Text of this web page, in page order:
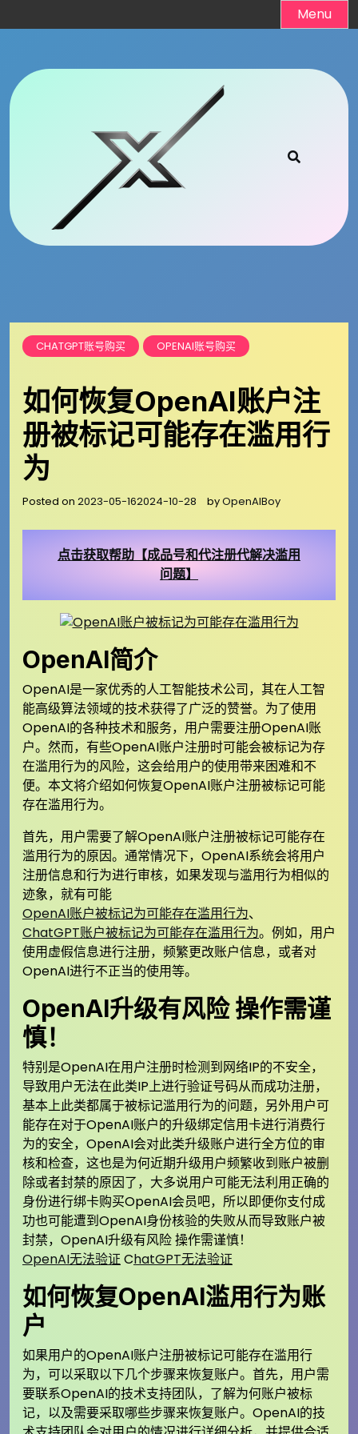
to
Menu
CHATGPT账号购买 OPENAI账号购买
如何恢复OpenAI账户注
册被标记可能存在滥用行
为
Posted on 2023-05-162024-10-28 byOpenAIBoy
点击获取帮助【成品号和代注册代解决滥用
问题】
OpenAI简介
OpenAI是一家优秀的人工智能技术公司，其在人工智
能高级算法领域的技术获得了广泛的赞誉。为了使用
OpenAI的各种技术和服务，用户需要注册OpenAI账
户。然而，有些OpenAI账户注册时可能会被标记为存
在滥用行为的风险，这会给用户的使用带来困难和不
便。本文将介绍如何恢复OpenAI账户注册被标记可能
存在滥用行为。
首先，用户需要了解OpenAI账户注册被标记可能存在
滥用行为的原因。通常情况下，OpenAI系统会将用户
注册信息和行为进行审核，如果发现与滥用行为相似的
迹象，就有可能
OpenAI账户被标记为可能存在滥用行为、
ChatGPT账户被标记为可能存在滥用行为。例如，用户
使用虚假信息进行注册，频繁更改账户信息，或者对
OpenAI进行不正当的使用等。
OpenAI升级有风险 操作需谨
慎！
特别是OpenAI在用户注册时检测到网络IP的不安全，
导致用户无法在此类IP上进行验证号码从而成功注册，
基本上此类都属于被标记滥用行为的问题，另外用户可
能存在对于OpenAI账户的升级绑定信用卡进行消费行
为的安全，OpenAI会对此类升级账户进行全方位的审
核和检查，这也是为何近期升级用户频繁收到账户被删
除或者封禁的原因了，大多说用户可能无法利用正确的
身份进行绑卡购买OpenAI会员吧，所以即便你支付成
功也可能遭到OpenAI身份核验的失败从而导致账户被
封禁，OpenAI升级有风险 操作需谨慎！
OpenAI无法验证ChatGPT无法验证
如何恢复OpenAI滥用行为账
户
如果用户的OpenAI账户注册被标记可能存在滥用行
为，可以采取以下几个步骤来恢复账户。首先，用户需
要联系OpenAI的技术支持团队，了解为何账户被标
记，以及需要采取哪些步骤来恢复账户。OpenAI的技